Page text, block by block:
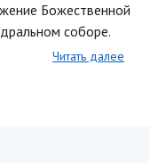
Божественной
соборе.
Читать далее